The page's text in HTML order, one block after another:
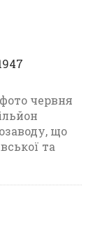
червня
що
та